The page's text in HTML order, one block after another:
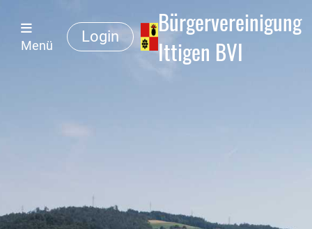
Bürgervereinigung
Ittigen BVI
Login
Menü